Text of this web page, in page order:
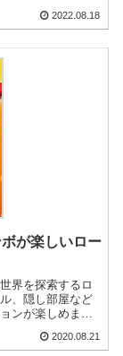
2022.08.18
が楽しいロー
界を探索するロ
、隠し部屋など
ンが楽しめま
2020.08.21